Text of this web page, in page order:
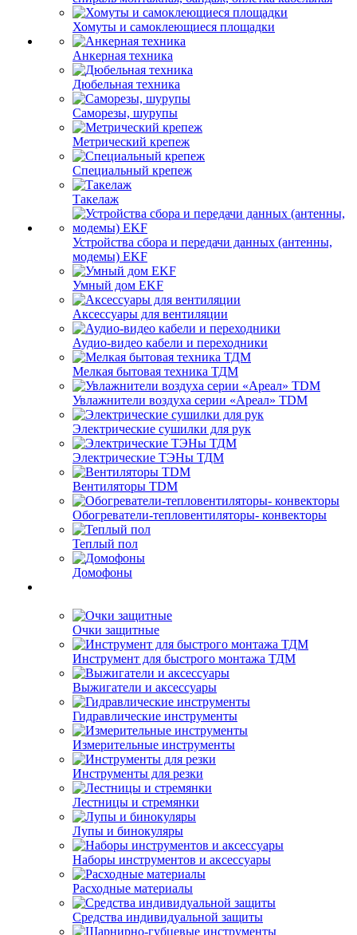
Хомуты и самоклеющиеся площадки
Анкерная техника
Дюбельная техника
Саморезы, шурупы
Метрический крепеж
Специальный крепеж
Такелаж
Устройства сбора и передачи данных (антенны,
модемы) EKF
Умный дом EKF
Аксессуары для вентиляции
Аудио-видео кабели и переходники
Мелкая бытовая техника ТДМ
Увлажнители воздуха серии «Ареал» TDM
Электрические сушилки для рук
Электрические ТЭНы ТДМ
Вентиляторы TDM
Обогреватели-тепловентиляторы- конвекторы
Теплый пол
Домофоны
Очки защитные
Инструмент для быстрого монтажа ТДМ
Выжигатели и аксессуары
Гидравлические инструменты
Измерительные инструменты
Инструменты для резки
Лестницы и стремянки
Лупы и бинокуляры
Наборы инструментов и аксессуары
Расходные материалы
Средства индивидуальной защиты